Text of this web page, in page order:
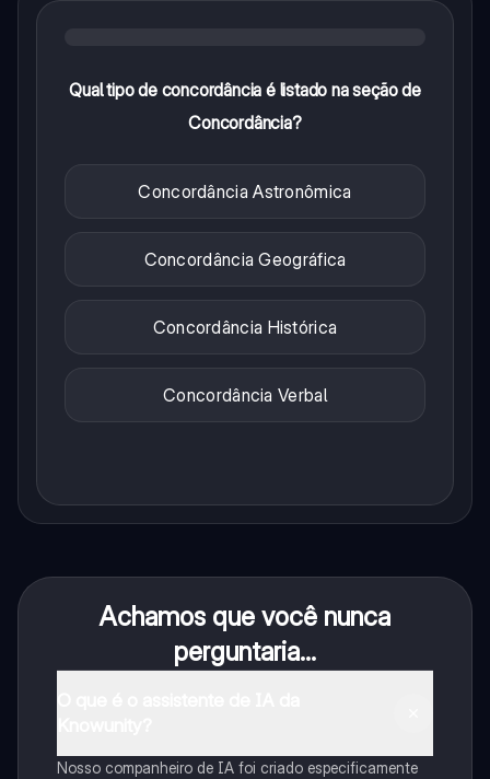
Qual tipo de concordância é listado na seção de
Concordância?
Concordância Astronômica
Concordância Geográfica
Concordância Histórica
Concordância Verbal
Achamos que você nunca
perguntaria...
Nosso companheiro de IA foi criado especificamente